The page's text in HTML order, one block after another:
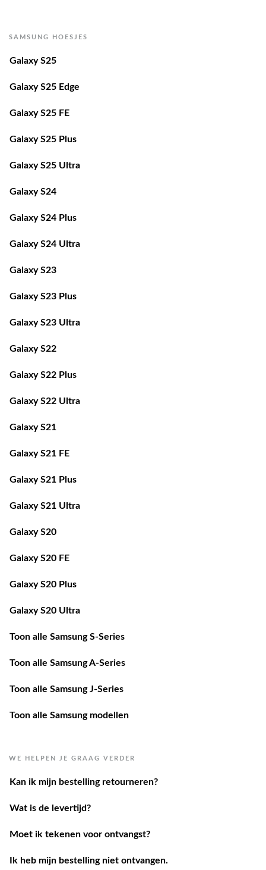
SAMSUNG HOESJES
Galaxy S25
Galaxy S25 Edge
Galaxy S25 FE
Galaxy S25 Plus
Galaxy S25 Ultra
Galaxy S24
Galaxy S24 Plus
Galaxy S24 Ultra
Galaxy S23
Galaxy S23 Plus
Galaxy S23 Ultra
Galaxy S22
Galaxy S22 Plus
Galaxy S22 Ultra
Galaxy S21
Galaxy S21 FE
Galaxy S21 Plus
Galaxy S21 Ultra
Galaxy S20
Galaxy S20 FE
Galaxy S20 Plus
Galaxy S20 Ultra
Toon alle Samsung S-Series
Toon alle Samsung A-Series
Toon alle Samsung J-Series
Toon alle Samsung modellen
WE HELPEN JE GRAAG VERDER
Kan ik mijn bestelling retourneren?
Wat is de levertijd?
Moet ik tekenen voor ontvangst?
Ik heb mijn bestelling niet ontvangen.